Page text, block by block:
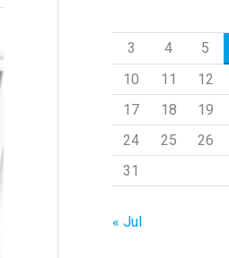
3
4 5
10
11 12
17
18 19
24
25 26
31
« Jul